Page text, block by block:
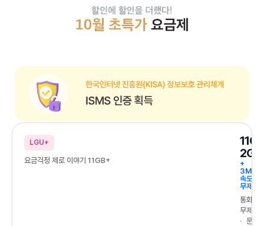
할인에 할인을 더했다! 10월 초특가 요금제
한국인터넷 진흥원(KISA) 정보보호 관리체계 ISMS 인증 획득
LGU+
요금걱정 제로 이야기 11GB+
2GB
+
속도
무제한
통화
무제한
문자